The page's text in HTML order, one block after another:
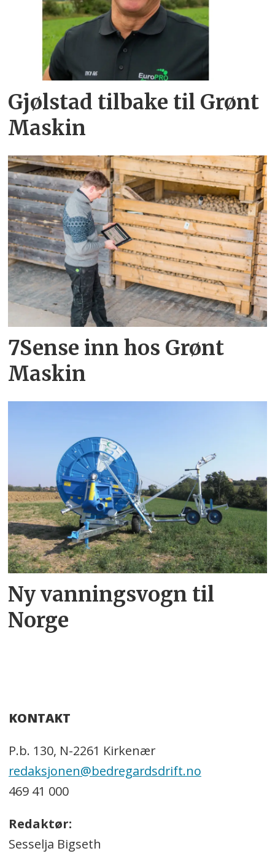
Gjølstad tilbake til Grønt
Maskin
7Sense inn hos Grønt
Maskin
Ny vanningsvogn til
Norge
KONTAKT
P.b. 130, N-2261 Kirkenær
redaksjonen@bedregardsdrift.no
469 41 000
Redaktør:
Sesselja Bigseth